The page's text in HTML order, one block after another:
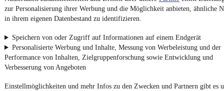
zur Personalisierung ihrer Werbung und die Möglichkeit anbieten, ähnliche
in ihrem eigenen Datenbestand zu identifizieren.
Speichern von oder Zugriff auf Informationen auf einem Endgerät
Personalisierte Werbung und Inhalte, Messung von Werbeleistung und der
Performance von Inhalten, Zielgruppenforschung sowie Entwicklung und
Verbesserung von Angeboten
Einstellmöglichkeiten und mehr Infos zu den Zwecken und Partnern gibt es
Nutze mobile.de schnell und einfach
App installieren